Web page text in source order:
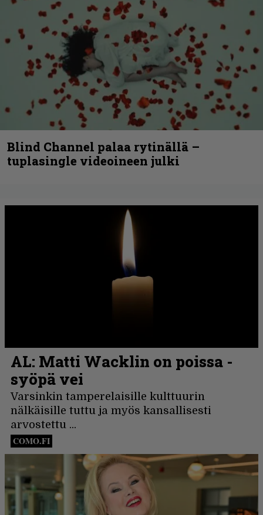
Blind Channel palaa rytinällä –
tuplasingle videoineen julki